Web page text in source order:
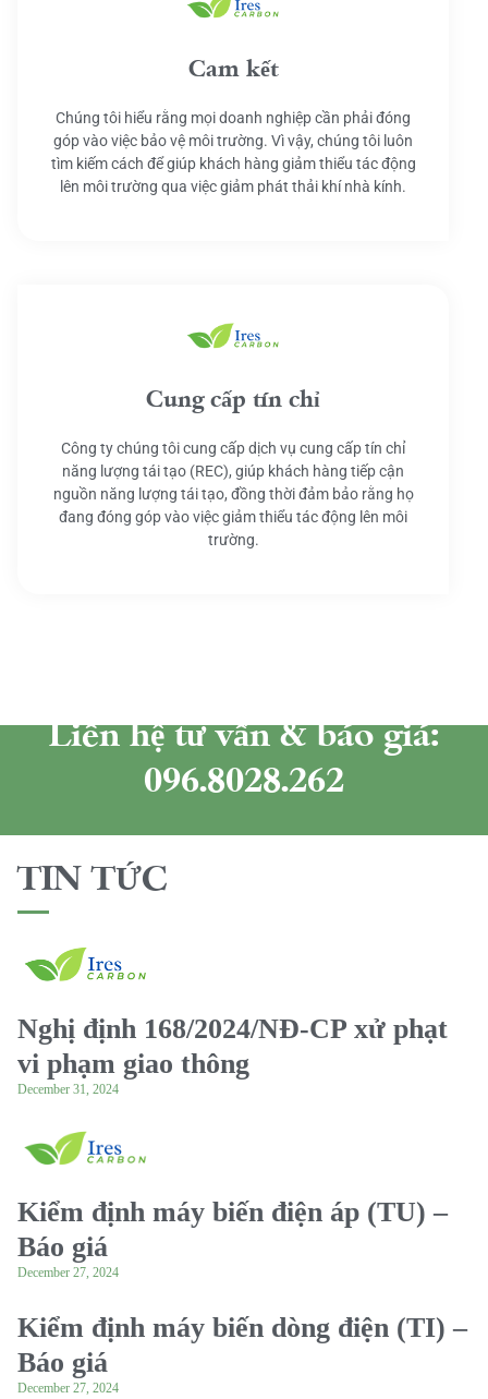
Cam kết
Chúng tôi hiểu rằng mọi doanh nghiệp cần phải đóng
góp vào việc bảo vệ môi trường. Vì vậy, chúng tôi luôn
tìm kiếm cách để giúp khách hàng giảm thiểu tác động
lên môi trường qua việc giảm phát thải khí nhà kính.
Cung cấp tín chỉ
Công ty chúng tôi cung cấp dịch vụ cung cấp tín chỉ
năng lượng tái tạo (REC), giúp khách hàng tiếp cận
nguồn năng lượng tái tạo, đồng thời đảm bảo rằng họ
đang đóng góp vào việc giảm thiểu tác động lên môi
trường.
Liên hệ tư vấn & báo giá:
096.8028.262
TIN TỨC
Nghị định 168/2024/NĐ-CP xử phạt
vi phạm giao thông
December 31, 2024
Kiểm định máy biến điện áp (TU) –
Báo giá
December 27, 2024
Kiểm định máy biến dòng điện (TI) –
Báo giá
December 27, 2024